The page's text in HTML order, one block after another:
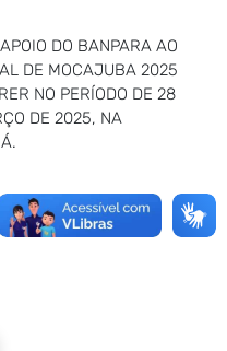
DO BANPARA AO
DE MOCAJUBA 2025
NO PERÍODO DE 28
DE 2025, NA